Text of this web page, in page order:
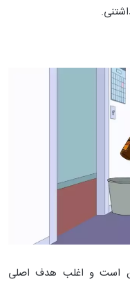
است و اغلب هدف اصلی